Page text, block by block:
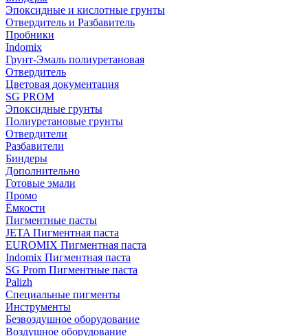
Эпоксидные и кислотные грунты
Отвердитель и Разбавитель
Пробники
Indomix
Грунт-Эмаль полиуретановая
Отвердитель
Цветовая документация
SG PROM
Эпоксидные грунты
Полиуретановые грунты
Отвердители
Разбавители
Биндеры
Дополнительно
Готовые эмали
Промо
Ёмкости
Пигментные пасты
JETA Пигментная паста
EUROMIX Пигментная паста
Indomix Пигментная паста
SG Prom Пигментные паста
Palizh
Специальные пигменты
Инструменты
Безвоздушное оборудование
Воздушное оборудование